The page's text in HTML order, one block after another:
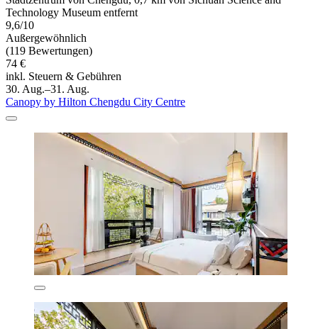
Technology Museum entfernt
9,6/10
Außergewöhnlich
(119 Bewertungen)
74 €
inkl. Steuern & Gebühren
30. Aug.–31. Aug.
Canopy by Hilton Chengdu City Centre